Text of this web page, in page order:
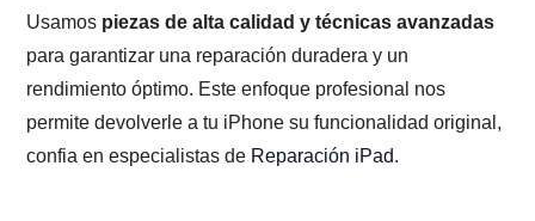
Usamos piezas de alta calidad y técnicas avanzadas
para garantizar una reparación duradera y un
rendimiento óptimo. Este enfoque profesional nos
permite devolverle a tu iPhone su funcionalidad original,
confia en especialistas de Reparación iPad.